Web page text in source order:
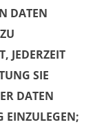
DATEN
JEDERZEIT
SIE
DATEN
EINZULEGEN;